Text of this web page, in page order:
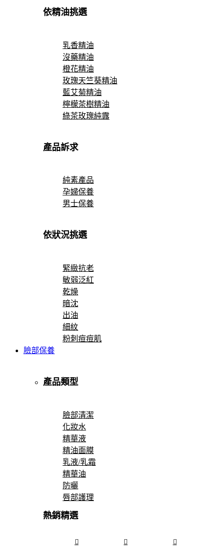
依精油挑選
乳香精油
沒藥精油
橙花精油
玫瑰天竺葵精油
藍艾菊精油
檸檬茶樹精油
綠茶玫瑰純露
產品訴求
純素產品
孕婦保養
男士保養
依狀況挑選
緊緻抗老
敏弱泛紅
乾燥
暗沈
出油
細紋
粉刺痘痘肌
臉部保養
產品類型
臉部清潔
化妝水
精華液
精油面膜
乳液/乳霜
精華油
防曬
唇部護理
熱銷精選